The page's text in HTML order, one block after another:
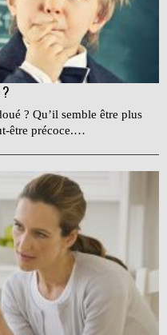
? Qu’il semble être plus
être précoce.…